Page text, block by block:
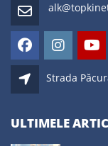
Strada
ULTIMELE